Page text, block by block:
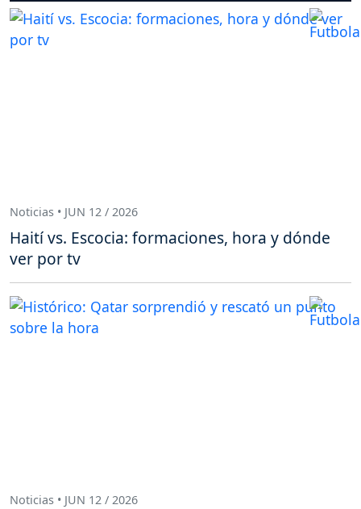
Noticias • JUN 12 / 2026
Haití vs. Escocia: formaciones, hora y dónde
ver por tv
Noticias • JUN 12 / 2026